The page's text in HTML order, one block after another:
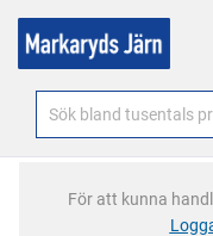
För att kunna